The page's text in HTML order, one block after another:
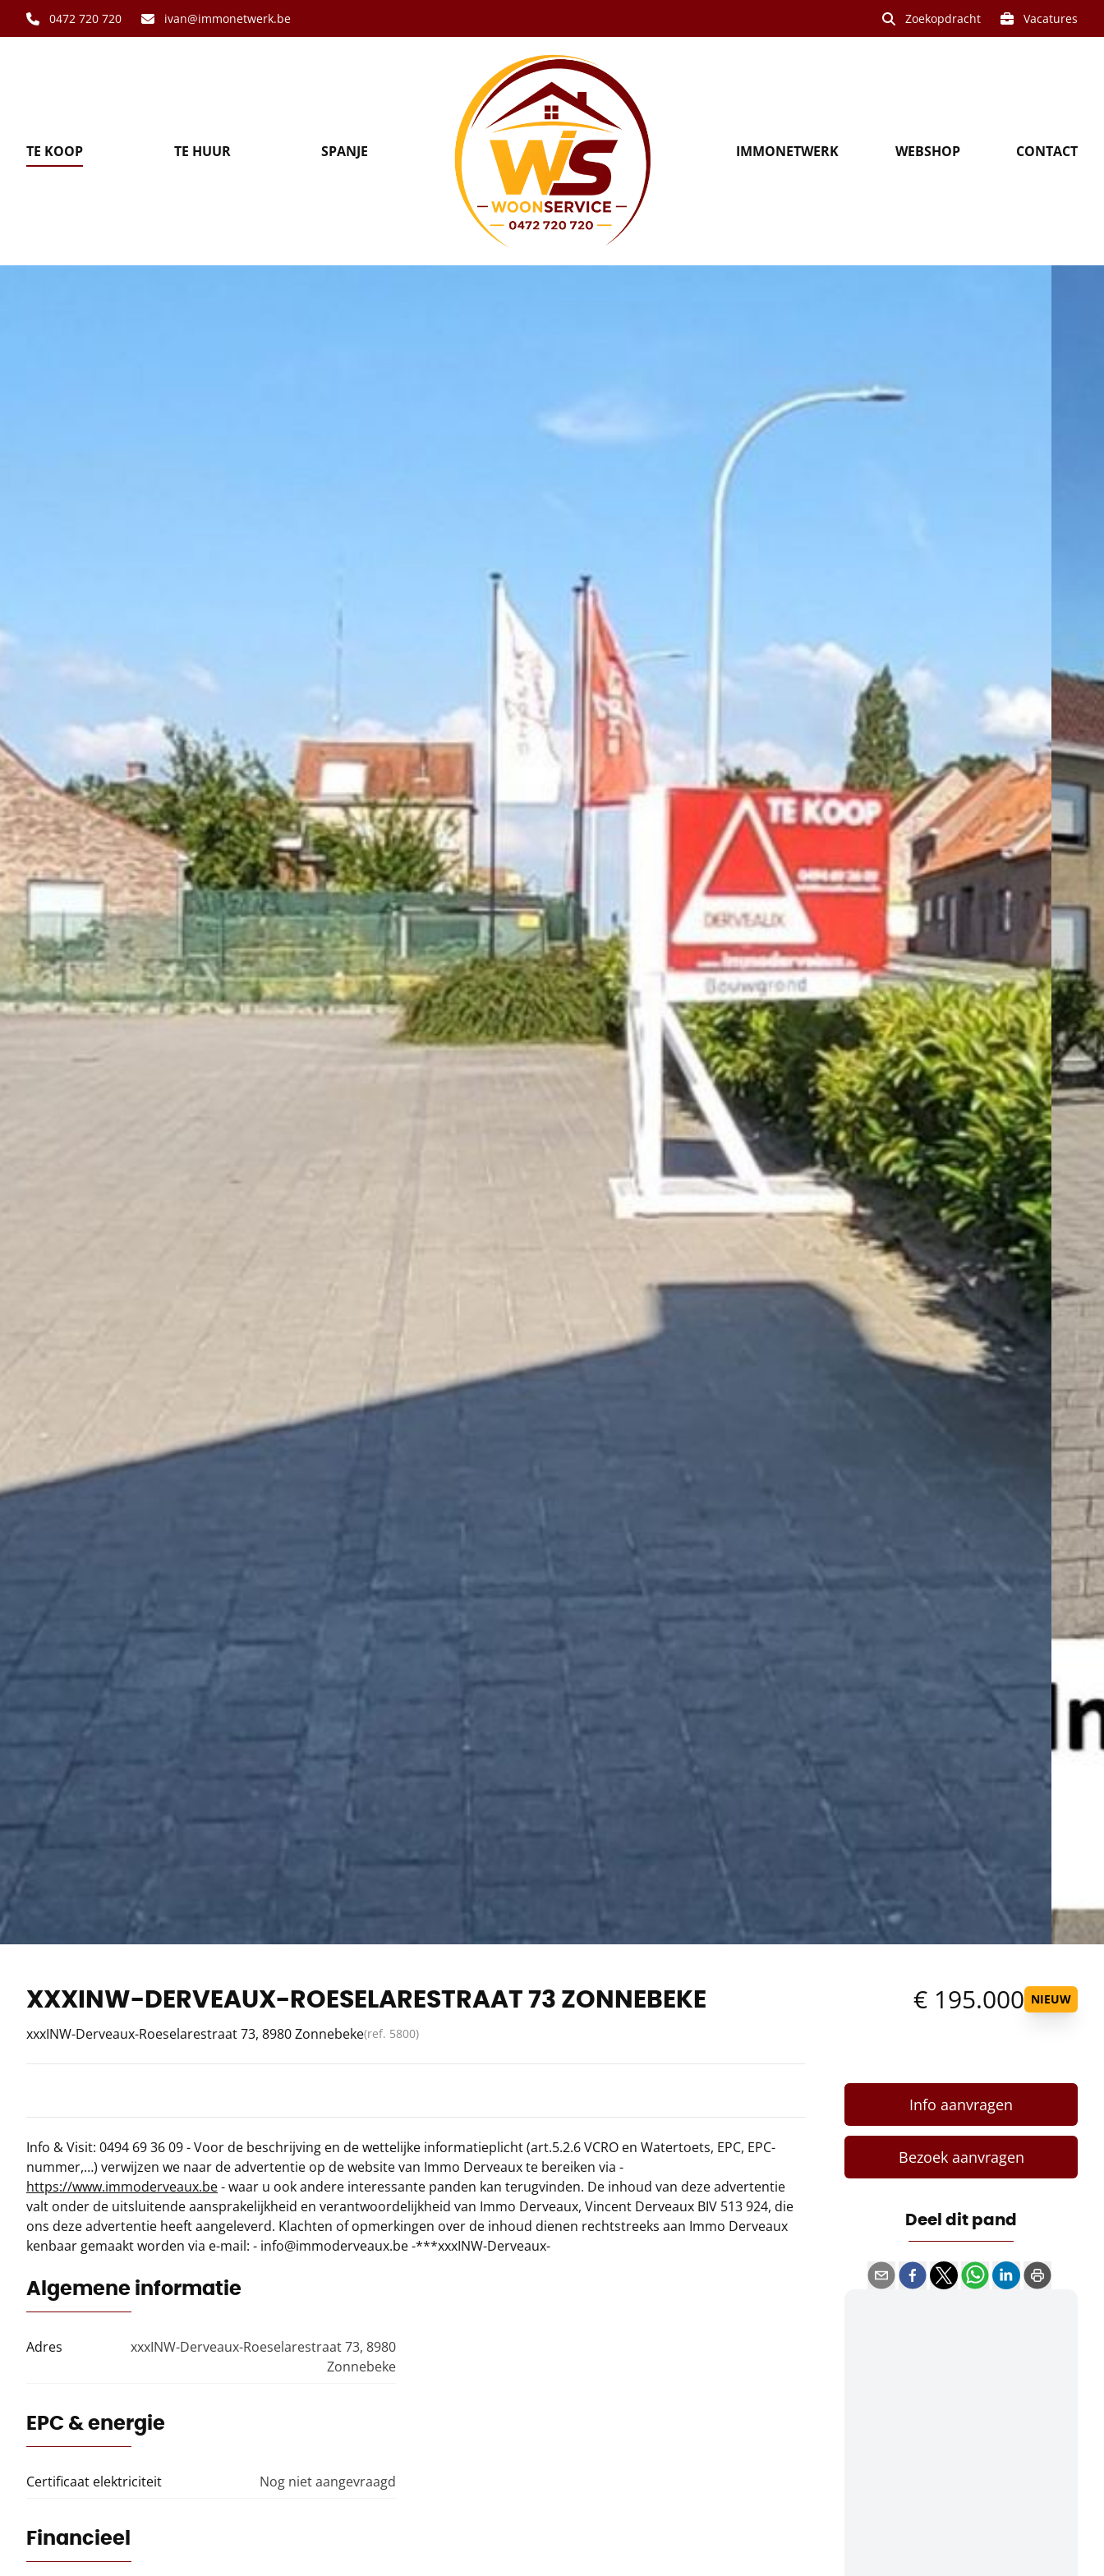
Ga naar hoofdinhoud
0472 720 720 ivan@immonetwerk.be Zoekopdracht Vacatures
TE KOOP TE HUUR SPANJE IMMONETWERK WEBSHOP CONTACT
XXXINW-DERVEAUX-ROESELARESTRAAT 73 ZONNEBEKE € 195.000 NIEUW
xxxINW-Derveaux-Roeselarestraat 73, 8980 Zonnebeke(ref. 5800)
Info & Visit: 0494 69 36 09 - Voor de beschrijving en de wettelijke informatieplicht (art.5.2.6 VCRO en Watertoets, EPC, EPC-
nummer,…) verwijzen we naar de advertentie op de website van Immo Derveaux te bereiken via -
https://www.immoderveaux.be- waar u ook andere interessante panden kan terugvinden. De inhoud van deze advertentie
valt onder de uitsluitende aansprakelijkheid en verantwoordelijkheid van Immo Derveaux, Vincent Derveaux BIV 513 924, die
ons deze advertentie heeft aangeleverd. Klachten of opmerkingen over de inhoud dienen rechtstreeks aan Immo Derveaux
kenbaar gemaakt worden via e-mail: - info@immoderveaux.be -***xxxINW-Derveaux-
Algemene informatie
Adres
xxxINW-Derveaux-Roeselarestraat 73, 8980
Zonnebeke
EPC & energie
Certificaat elektriciteit Nog niet aangevraagd
Financieel
Info aanvragen
Bezoek aanvragen
Deel dit pand